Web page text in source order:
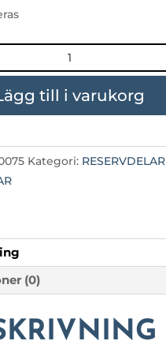
till i varukorg
Kategori: RESERVDELAR
(0)